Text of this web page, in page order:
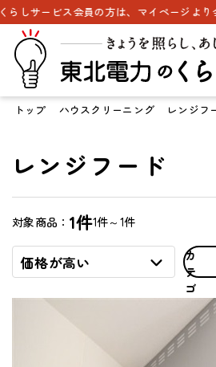
サービス会員の方は、マイページより会
トップ ハウスクリーニング レンジフ
レンジフード
対象商品： 1件1件～1件
価格が高い
カ
テ
ゴ
で
探